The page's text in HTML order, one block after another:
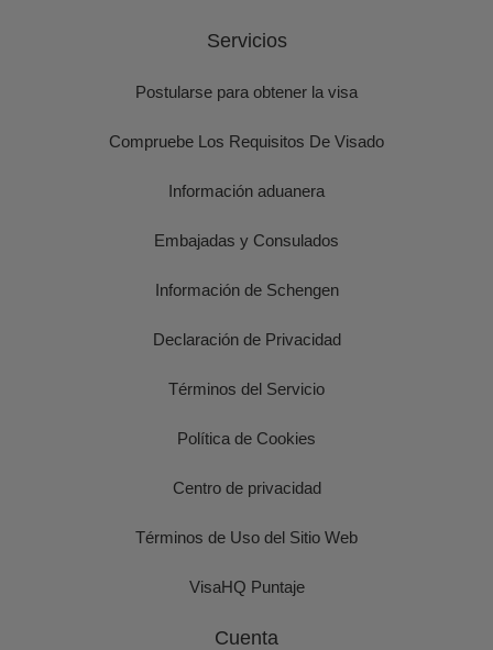
Servicios
Postularse para obtener la visa
Compruebe Los Requisitos De Visado
Información aduanera
Embajadas y Consulados
Información de Schengen
Declaración de Privacidad
Términos del Servicio
Política de Cookies
Centro de privacidad
Términos de Uso del Sitio Web
VisaHQ Puntaje
Cuenta